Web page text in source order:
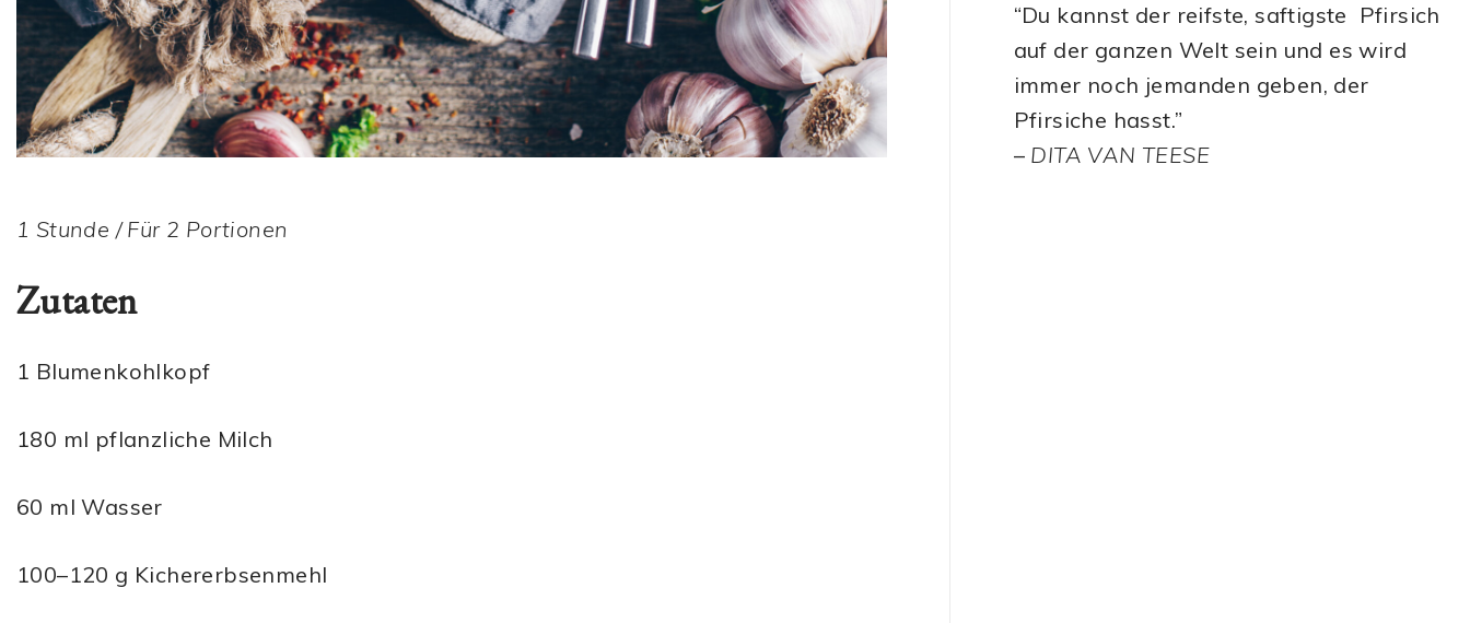
1 Stunde / Für 2 Portionen
Zutaten
1 Blumenkohlkopf
180 ml pflanzliche Milch
60 ml Wasser
100–120 g Kichererbsenmehl
“Du kannst der reifste, saftigste Pfirsich
auf der ganzen Welt sein und es wird
immer noch jemanden geben, der
Pfirsiche hasst.”
– DITA VAN TEESE